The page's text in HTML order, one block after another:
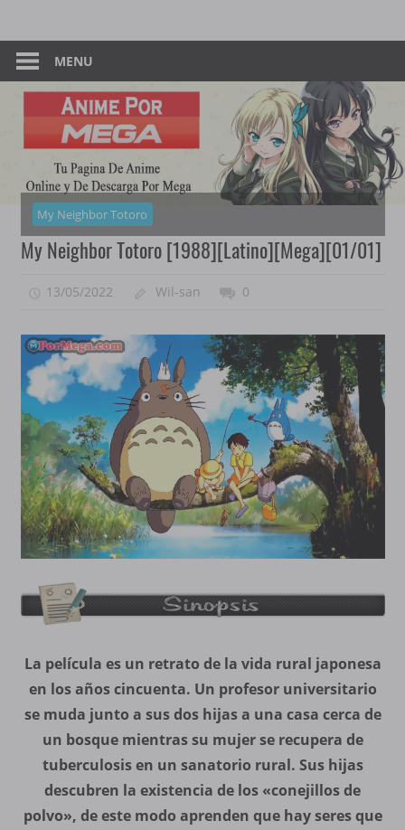
content
Anime
–
Por
Mega
Pagina
De
Descarga
Mega
MENU
My Neighbor Totoro
My Neighbor Totoro [1988][Latino][Mega][01/01]
13/05/2022 Wil-san 0
La película es un retrato de la vida rural japonesa
en los años cincuenta. Un profesor universitario
se muda junto a sus dos hijas a una casa cerca de
un bosque mientras su mujer se recupera de
tuberculosis en un sanatorio rural. Sus hijas
descubren la existencia de los «conejillos de
polvo», de este modo aprenden que hay seres que